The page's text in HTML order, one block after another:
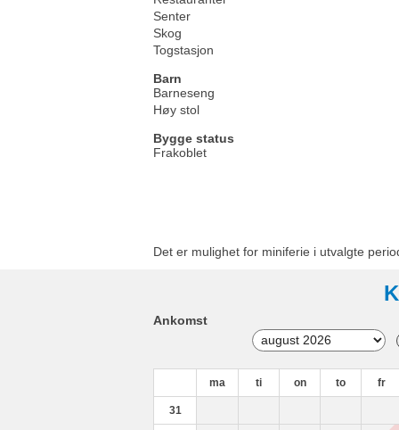
Senter
Skog
Togstasjon
Barn
Barneseng
Høy stol
Bygge status
Frakoblet
Det er mulighet for miniferie i utvalgte
Ankomst
ma ti on to fr
31